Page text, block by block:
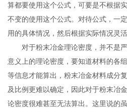
算都要使用这个公式，可要是不根据
不变的使用这个公式。对待公式，一
用的具体情况，然后根据实际情况灵
对于粉末冶金理论密度，并不是严
意义上的理论密度，要知道材料的各
等信息才能算出，粉末冶金材料成分
及比例更难以确定，因此对于粉末冶
论密度很难甚至无法算出。这里说的